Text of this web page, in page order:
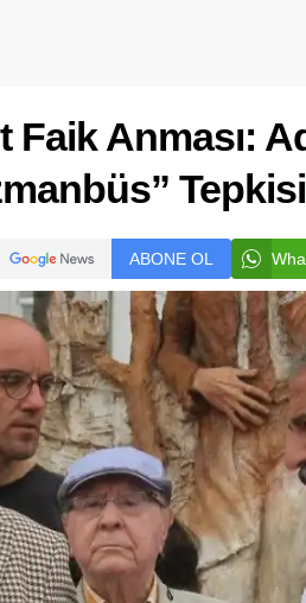
Faik Anması:
Tepkisi
ABONE OL